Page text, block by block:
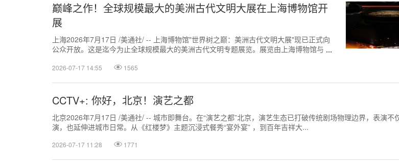
巅峰之作！全球规模最大的美洲古代文明大展在上海博物馆开
展
上海2026年7月17日 /美通社/ -- 上海博物馆"世界树之巅：美洲古代文明大展"现已正式向
公众开放。这是迄今为止全球规模最大的美洲古代文明专题展览。展览由上海博物馆与墨
2026-07-17 14:55 1565
CCTV+: 你好，北京！演艺之都
北京2026年7月17日 /美通社/ -- 城市即舞台。在“演艺之都”北京，演艺生态已打破传统剧场物理边界，表演不
演，也延伸进城市日常。从《红楼梦》主题沉浸式餐秀“宴外宴” ，到百年吉祥大...
2026-07-17 11:28 1771